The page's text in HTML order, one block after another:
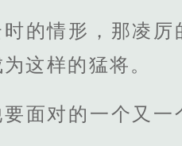
的情形，那凌
这样的猛将。
面对的一个又